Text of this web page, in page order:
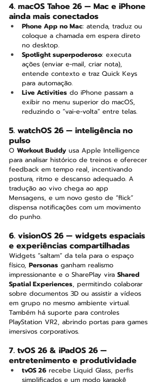
4. macOS Tahoe 26 — Mac e iPhone
ainda mais conectados
Phone App no Mac: atenda, traduz ou
coloque a chamada em espera direto
no desktop.
Spotlight superpoderoso: executa
ações (enviar e-mail, criar nota),
entende contexto e traz Quick Keys
para automação.
Live Activities do iPhone passam a
exibir no menu superior do macOS,
reduzindo o “vai-e-volta” entre telas.
5. watchOS 26 — inteligência no
pulso
O Workout Buddy usa Apple Intelligence
para analisar histórico de treinos e oferecer
feedback em tempo real, incentivando
postura, ritmo e descanso adequado. A
tradução ao vivo chega ao app
Mensagens, e um novo gesto de “flick”
dispensa notificações com um movimento
do punho.
6. visionOS 26 — widgets espaciais
e experiências compartilhadas
Widgets “saltam” da tela para o espaço
físico, Personas ganham realismo
impressionante e o SharePlay vira Shared
Spatial Experiences, permitindo colaborar
sobre documentos 3D ou assistir a vídeos
em grupo no mesmo ambiente virtual.
Também há suporte para controles
PlayStation VR2, abrindo portas para games
imersivos corporativos.
7. tvOS 26 & iPadOS 26 —
entretenimento e produtividade
tvOS 26 recebe Liquid Glass, perfis
simplificados e um modo karaokê